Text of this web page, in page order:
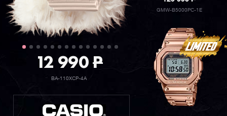
12 990P
BA-110XCP-4A
GMW-B5000PC-1E